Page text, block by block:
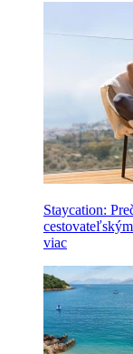
Staycation:
viac